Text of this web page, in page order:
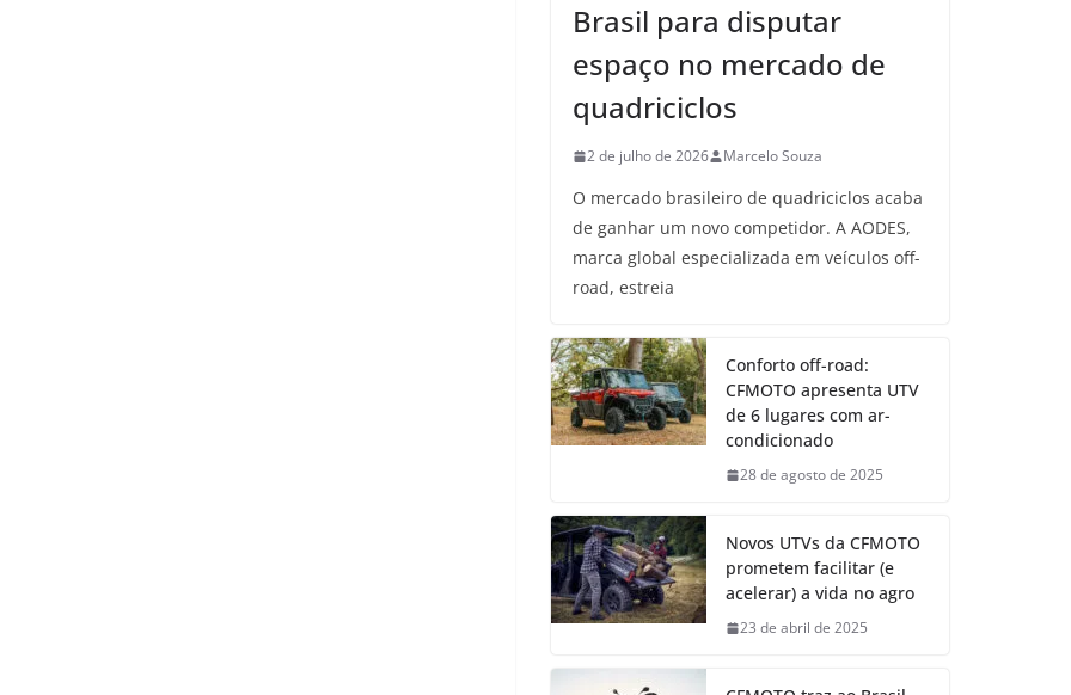
Brasil para disputar
espaço no mercado de
quadriciclos
2 de julho de 2026 Marcelo Souza
O mercado brasileiro de quadriciclos acaba
de ganhar um novo competidor. A AODES,
marca global especializada em veículos off-
road, estreia
Conforto off-road:
CFMOTO apresenta UTV
de 6 lugares com ar-
condicionado
28 de agosto de 2025
Novos UTVs da CFMOTO
prometem facilitar (e
acelerar) a vida no agro
23 de abril de 2025